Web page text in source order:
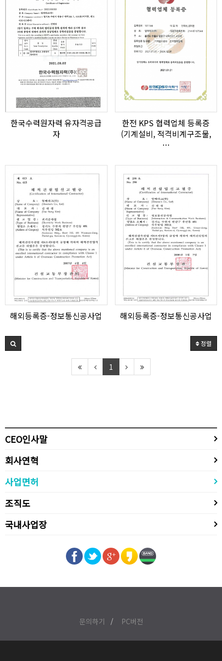
한국수력원자력 유자격공급
자
한전 KPS 협력업체 등록증
(기계설비, 적격비계구조물,
…
해외등록증-정보통신공사업 해외등록증-정보통신공사업
정렬
1
CEO인사말
회사연혁
사업면허
조직도
국내사업장
문의하기 PC버전